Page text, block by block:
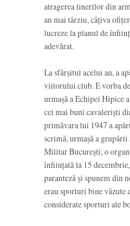
atragerea tinerilor din
an mai târziu, câțiva
lucreze la planul de
adevărat.
La sfârșitul acelui an, a
viitorului club. E vorba
urmașă a Echipei Hipice
cei mai buni cavaleriști
primăvara lui 1947 a
scrimă, urmașă a
Militar București, o
înființată la 15
paranteză și spunem din
erau sporturi bine
considerate sporturi ale